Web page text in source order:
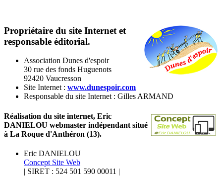
Propriétaire du site Internet et
responsable éditorial.
Association Dunes d'espoir
30 rue des fonds Huguenots
92420 Vaucresson
Site Internet : www.dunespoir.com
Responsable du site Internet : Gilles ARMAND
Réalisation du site internet, Eric
DANIELOU webmaster indépendant situé
à La Roque d'Anthéron (13).
Eric DANIELOU
Concept Site Web
| SIRET : 524 501 590 00011 |